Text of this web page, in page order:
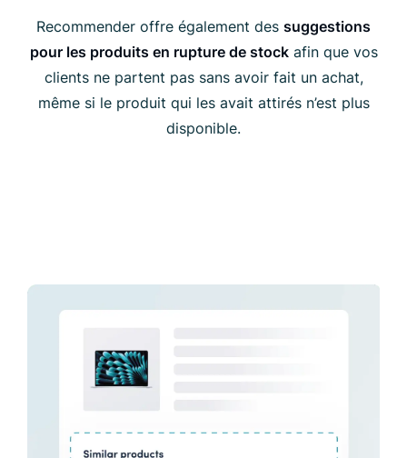
Recommender offre également des suggestions
pour les produits en rupture de stockafin que vos
clients ne partent pas sans avoir fait un achat,
même si le produit qui les avait attirés n’est plus
disponible.